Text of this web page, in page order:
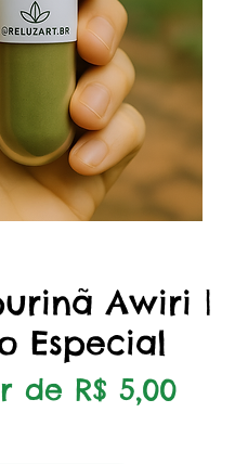
Awiri |
Especial
de R$ 5,00